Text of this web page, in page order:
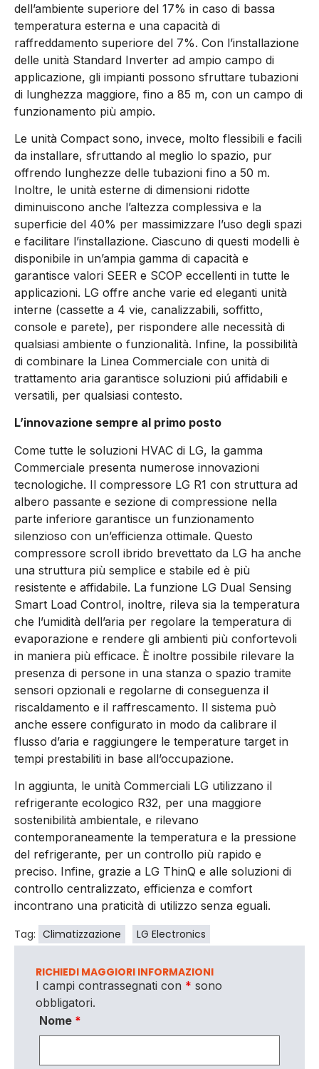
dell’ambiente superiore del 17% in caso di bassa
temperatura esterna e una capacità di
raffreddamento superiore del 7%. Con l’installazione
delle unità Standard Inverter ad ampio campo di
applicazione, gli impianti possono sfruttare tubazioni
di lunghezza maggiore, fino a 85 m, con un campo di
funzionamento più ampio.
Le unità Compact sono, invece, molto flessibili e facili
da installare, sfruttando al meglio lo spazio, pur
offrendo lunghezze delle tubazioni fino a 50 m.
Inoltre, le unità esterne di dimensioni ridotte
diminuiscono anche l’altezza complessiva e la
superficie del 40% per massimizzare l’uso degli spazi
e facilitare l’installazione. Ciascuno di questi modelli è
disponibile in un’ampia gamma di capacità e
garantisce valori SEER e SCOP eccellenti in tutte le
applicazioni. LG offre anche varie ed eleganti unità
interne (cassette a 4 vie, canalizzabili, soffitto,
console e parete), per rispondere alle necessità di
qualsiasi ambiente o funzionalità. Infine, la possibilità
di combinare la Linea Commerciale con unità di
trattamento aria garantisce soluzioni piú affidabili e
versatili, per qualsiasi contesto.
L’innovazione sempre al primo posto
Come tutte le soluzioni HVAC di LG, la gamma
Commerciale presenta numerose innovazioni
tecnologiche. Il compressore LG R1 con struttura ad
albero passante e sezione di compressione nella
parte inferiore garantisce un funzionamento
silenzioso con un’efficienza ottimale. Questo
compressore scroll ibrido brevettato da LG ha anche
una struttura più semplice e stabile ed è più
resistente e affidabile. La funzione LG Dual Sensing
Smart Load Control, inoltre, rileva sia la temperatura
che l’umidità dell’aria per regolare la temperatura di
evaporazione e rendere gli ambienti più confortevoli
in maniera più efficace. È inoltre possibile rilevare la
presenza di persone in una stanza o spazio tramite
sensori opzionali e regolarne di conseguenza il
riscaldamento e il raffrescamento. Il sistema può
anche essere configurato in modo da calibrare il
flusso d’aria e raggiungere le temperature target in
tempi prestabiliti in base all’occupazione.
In aggiunta, le unità Commerciali LG utilizzano il
refrigerante ecologico R32, per una maggiore
sostenibilità ambientale, e rilevano
contemporaneamente la temperatura e la pressione
del refrigerante, per un controllo più rapido e
preciso. Infine, grazie a LG ThinQ e alle soluzioni di
controllo centralizzato, efficienza e comfort
incontrano una praticità di utilizzo senza eguali.
Tag: Climatizzazione LG Electronics
RICHIEDI MAGGIORI INFORMAZIONI
I campi contrassegnati con * sono
obbligatori.
Nome *